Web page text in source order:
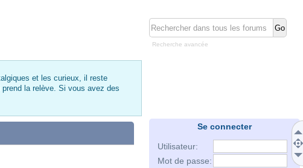
Recherche avancée
et les curieux, il reste
prend la relève. Si vous avez des
Se connecter
Utilisateur:
Mot de passe: